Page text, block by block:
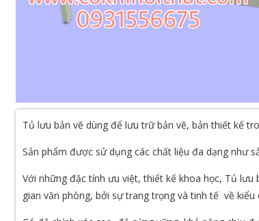
Tủ lưu bản vẽ dùng để lưu trữ bản vẽ, bản thiết kế
Sản phẩm được sử dụng các chất liệu đa dạng như
Với những đặc tính ưu việt, thiết kế khoa học, Tủ
gian văn phòng, bởi sự trang trọng và tinh tế về